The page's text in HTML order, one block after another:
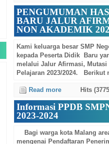
PENGUMUMAN
BARU JALUR
NON AKADEMIK
Kami keluarga besar SMP
kepada Peserta Didik Baru
melalui Jalur Afirmasi, Mutasi
Pelajaran 2023/2024. Berikut
Read more Hits
Informasi PPDB
2023-2024
Bagi warga kota Malang
mengenai Pendaftaran